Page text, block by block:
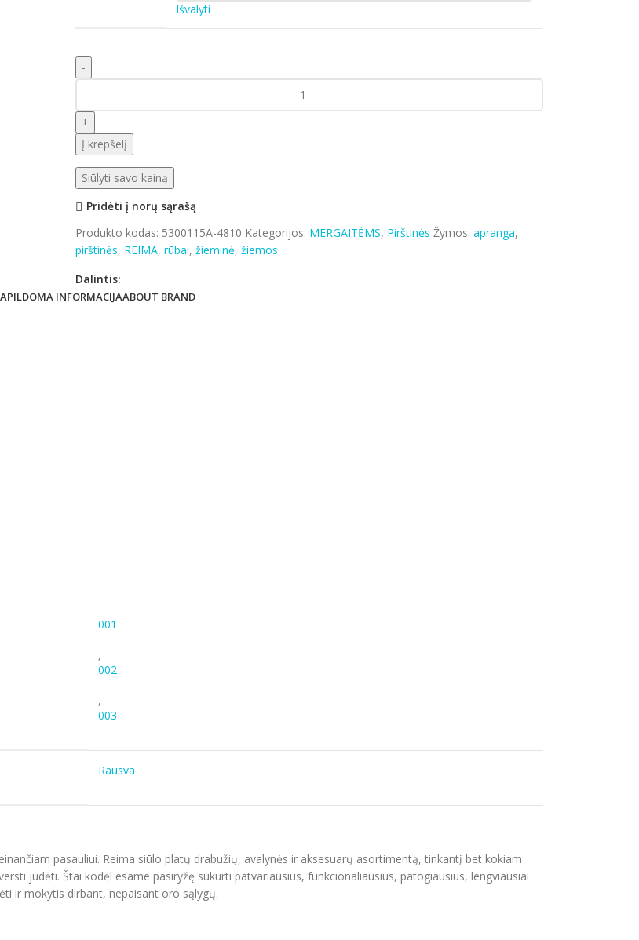
Išvalyti
Į krepšelį
Siūlyti savo kainą
Pridėti į norų sąrašą
Produkto kodas: 5300115A-4810 Kategorijos: MERGAITĖMS, Pirštinės Žymos: apranga,
pirštinės, REIMA, rūbai, žieminė, žiemos
Dalintis:
INFORMACIJAABOUT BRAND
001
,
002
,
003
Rausva
pasauliui. Reima siūlo platų drabužių, avalynės ir aksesuarų asortimentą, tinkantį bet kokiam
judėti. Štai kodėl esame pasiryžę sukurti patvariausius, funkcionaliausius, patogiausius, lengviausiai
ir mokytis dirbant, nepaisant oro sąlygų.